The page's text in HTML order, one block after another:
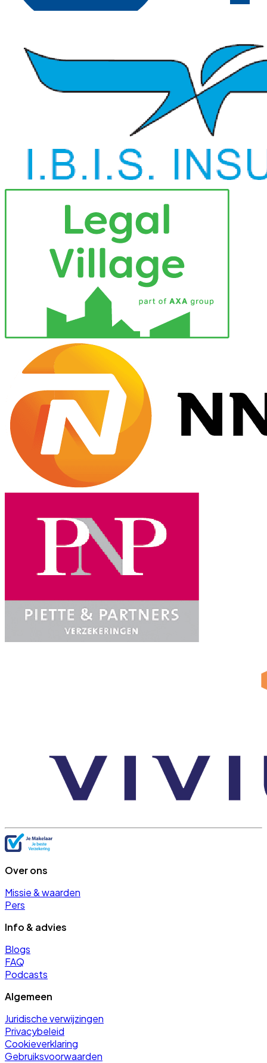
Over ons
Missie & waarden
Pers
Info & advies
Blogs
FAQ
Podcasts
Algemeen
Juridische verwijzingen
Privacybeleid
Cookieverklaring
Gebruiksvoorwaarden